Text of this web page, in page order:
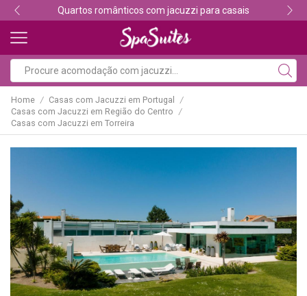
Quartos românticos com jacuzzi para casais
Home / Casas com Jacuzzi em Portugal /
Casas com Jacuzzi em Região do Centro /
Casas com Jacuzzi em Torreira